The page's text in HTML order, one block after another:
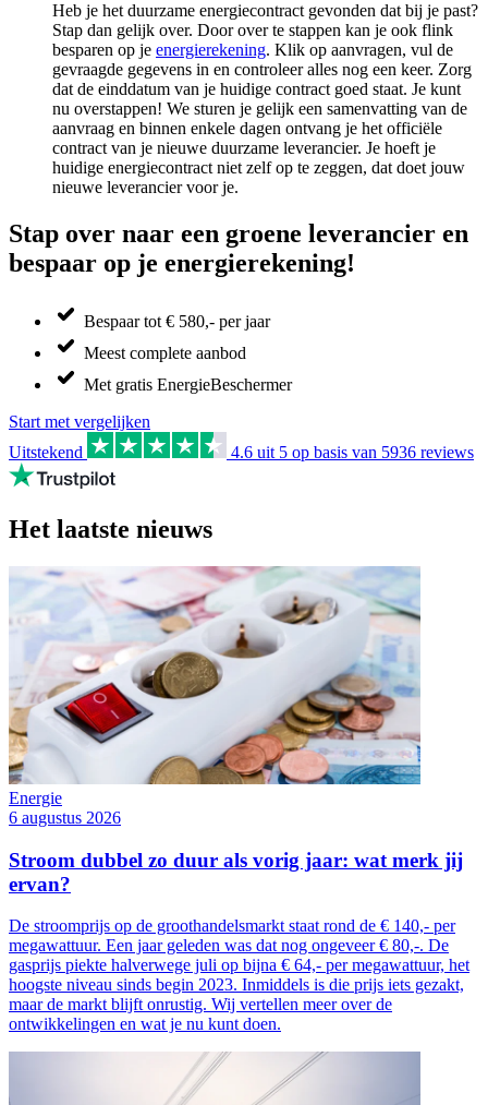
Heb je het duurzame energiecontract gevonden dat bij je past?
Stap dan gelijk over. Door over te stappen kan je ook flink
besparen op je energierekening. Klik op aanvragen, vul de
gevraagde gegevens in en controleer alles nog een keer. Zorg
dat de einddatum van je huidige contract goed staat. Je kunt
nu overstappen! We sturen je gelijk een samenvatting van de
aanvraag en binnen enkele dagen ontvang je het officiële
contract van je nieuwe duurzame leverancier. Je hoeft je
huidige energiecontract niet zelf op te zeggen, dat doet jouw
nieuwe leverancier voor je.
Stap over naar een groene leverancier en
bespaar op je energierekening!
Bespaar tot € 580,- per jaar
Meest complete aanbod
Met gratis EnergieBeschermer
Start met vergelijken
Uitstekend
4.6 uit 5 op basis van 5936 reviews
Het laatste nieuws
Energie
6 augustus 2026
Stroom dubbel zo duur als vorig jaar: wat merk jij
ervan?
De stroomprijs op de groothandelsmarkt staat rond de € 140,- per
megawattuur. Een jaar geleden was dat nog ongeveer € 80,-. De
gasprijs piekte halverwege juli op bijna € 64,- per megawattuur, het
hoogste niveau sinds begin 2023. Inmiddels is die prijs iets gezakt,
maar de markt blijft onrustig. Wij vertellen meer over de
ontwikkelingen en wat je nu kunt doen.